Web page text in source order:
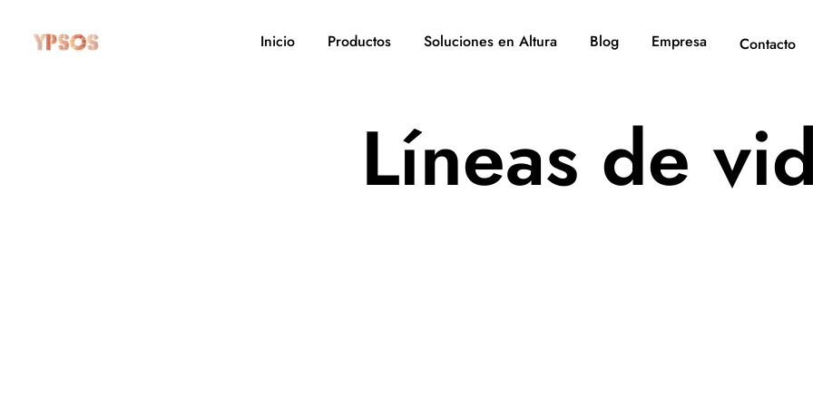
Inicio Productos Soluciones en Altura Blog Empresa Contacto
Líneas de